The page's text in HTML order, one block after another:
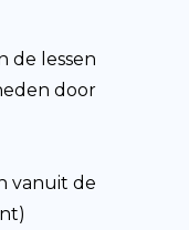
de lessen
door
vanuit de